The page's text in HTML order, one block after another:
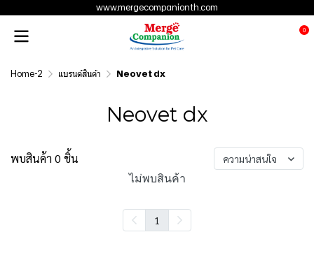
www.mergecompanionth.com
0
Home-2 แบรนด์สินค้า Neovet dx
Neovet dx
พบสินค้า 0 ชิ้น ความน่าสนใจ
ไม่พบสินค้า
1